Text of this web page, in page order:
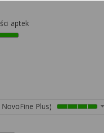
aptek
Plus)
narzędzi
w